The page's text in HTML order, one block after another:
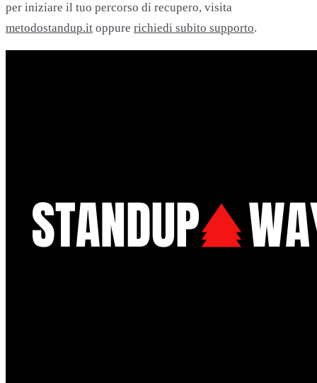
per iniziare il tuo percorso di recupero, visita
metodostandup.it oppure richiedi subito supporto.